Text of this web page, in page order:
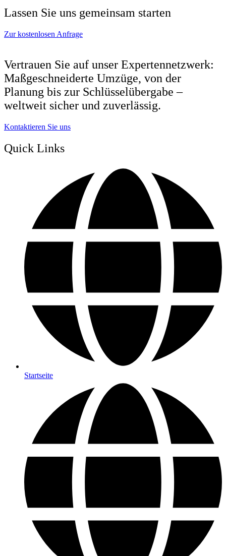
Lassen Sie uns gemeinsam starten
Zur kostenlosen Anfrage
Vertrauen Sie auf unser Expertennetzwerk:
Maßgeschneiderte Umzüge, von der
Planung bis zur Schlüsselübergabe –
weltweit sicher und zuverlässig.
Kontaktieren Sie uns
Quick Links
Startseite